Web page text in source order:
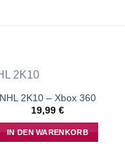
NHL 2K10 – Xbox 360
19,99 €
IN DEN WARENKORB